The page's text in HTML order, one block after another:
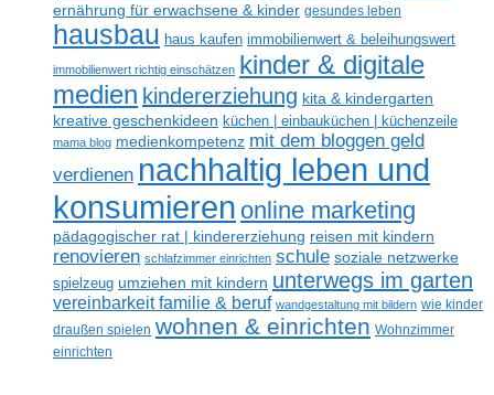
ernährung für erwachsene & kinder gesundes leben
hausbau haus kaufen immobilienwert & beleihungswert
immobilienwert richtig einschätzen kinder & digitale
medien kindererziehung kita & kindergarten
kreative geschenkideen küchen | einbauküchen | küchenzeile
mama blog medienkompetenz mit dem bloggen geld
verdienen nachhaltig leben und
konsumieren online marketing
pädagogischer rat | kindererziehung reisen mit kindern
renovieren schlafzimmer einrichten schule soziale netzwerke
spielzeug umziehen mit kindern unterwegs im garten
vereinbarkeit familie & beruf wandgestaltung mit bildern wie kinder
draußen spielen wohnen & einrichten Wohnzimmer
einrichten